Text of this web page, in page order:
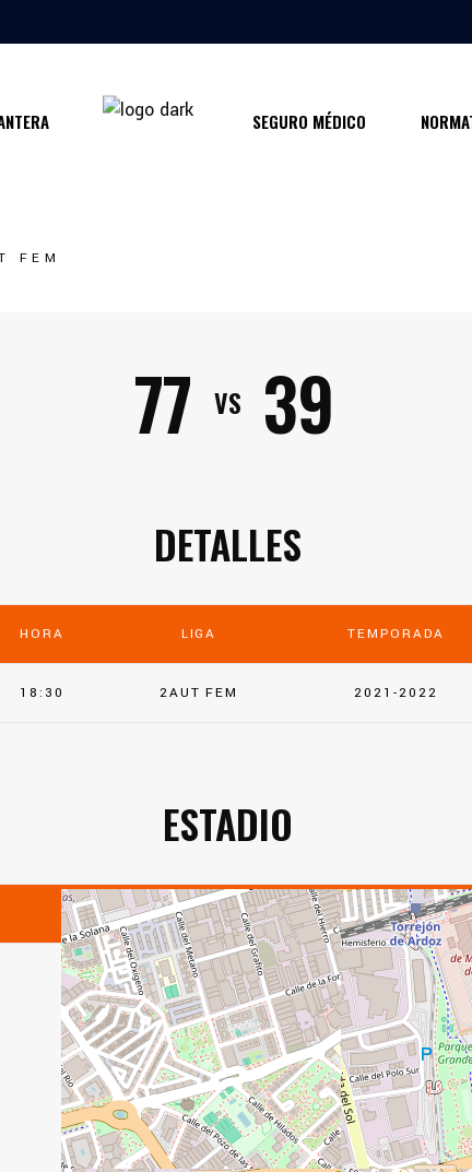
SEGURO MÉDICO
FEM
77 VS 39
DETALLES
HORA LIGA TEMPORADA
18:30 2AUT FEM 2021-2022
ESTADIO
POLIDEPORTIVO PARQUE CATALUÑA